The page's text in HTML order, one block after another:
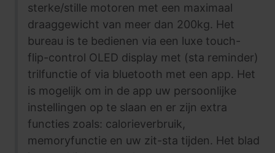
sterke/stille motoren met een maximaal
draaggewicht van meer dan 200kg. Het
bureau is te bedienen via een luxe touch-
flip-control OLED display met (sta reminder)
trilfunctie of via bluetooth met een app. Het
is mogelijk om in de app uw persoonlijke
instellingen op te slaan en er zijn extra
functies zoals: calorieverbruik,
memoryfunctie en uw zit-sta tijden. Het blad